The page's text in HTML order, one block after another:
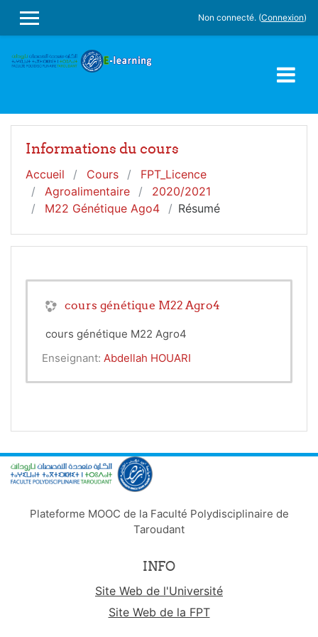
PANNEAU LATÉRAL
Non connecté. (Connexion)
Informations du cours
Accueil Cours
FPT_Licence
Agroalimentaire
2020/2021
M22 Génétique Ago4
Résumé
cours génétique M22 Agro4
cours génétique M22 Agro4
Enseignant: Abdellah HOUARI
Plateforme MOOC de la Faculté Polydisciplinaire de
Taroudant
INFO
Site Web de l'Université
Site Web de la FPT